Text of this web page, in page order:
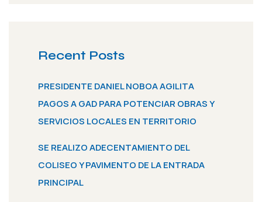
Recent Posts
PRESIDENTE DANIEL NOBOA AGILITA
PAGOS A GAD PARA POTENCIAR OBRAS Y
SERVICIOS LOCALES EN TERRITORIO
SE REALIZO ADECENTAMIENTO DEL
COLISEO Y PAVIMENTO DE LA ENTRADA
PRINCIPAL